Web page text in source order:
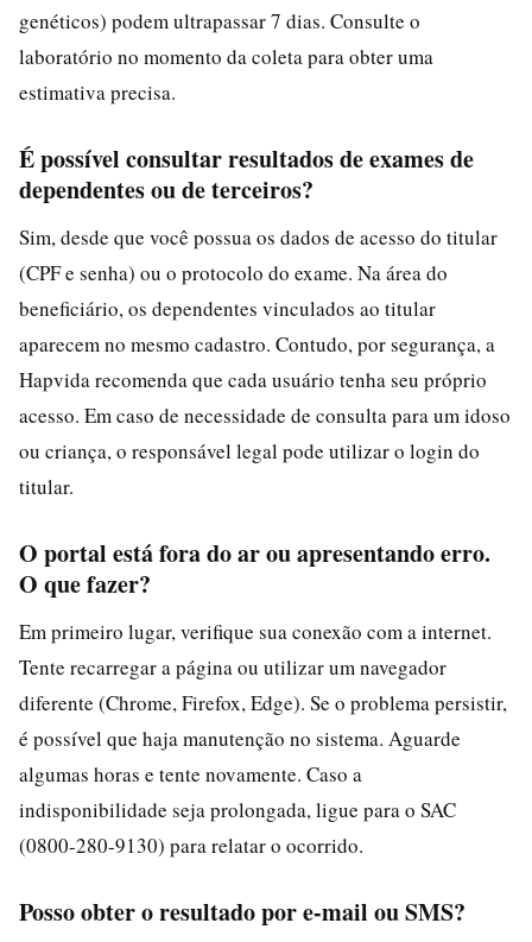
genéticos) podem ultrapassar 7 dias. Consulte o
laboratório no momento da coleta para obter uma
estimativa precisa.
É possível consultar resultados de exames de
dependentes ou de terceiros?
Sim, desde que você possua os dados de acesso do titular
(CPF e senha) ou o protocolo do exame. Na área do
beneficiário, os dependentes vinculados ao titular
aparecem no mesmo cadastro. Contudo, por segurança, a
Hapvida recomenda que cada usuário tenha seu próprio
acesso. Em caso de necessidade de consulta para um idoso
ou criança, o responsável legal pode utilizar o login do
titular.
O portal está fora do ar ou apresentando erro.
O que fazer?
Em primeiro lugar, verifique sua conexão com a internet.
Tente recarregar a página ou utilizar um navegador
diferente (Chrome, Firefox, Edge). Se o problema persistir,
é possível que haja manutenção no sistema. Aguarde
algumas horas e tente novamente. Caso a
indisponibilidade seja prolongada, ligue para o SAC
(0800-280-9130) para relatar o ocorrido.
Posso obter o resultado por e-mail ou SMS?